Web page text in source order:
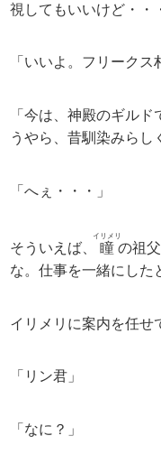
視してもいいけど・・
「いいよ。フリークス
「今は、神殿のギル
うやら、昔馴染みらし
「へぇ・・・」
そういえば、 瞳
イリメリ
の祖
な。仕事を一緒にした
イリメリに案内を任せ
「リン君」
「なに？」